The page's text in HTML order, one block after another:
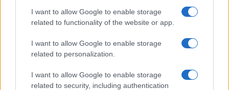
I want to allow Google to enable storage
related to functionality of the website or app.
I want to allow Google to enable storage
related to personalization.
I want to allow Google to enable storage
related to security, including authentication
Invia un Comunicato Stampa Pubblicità Segnala